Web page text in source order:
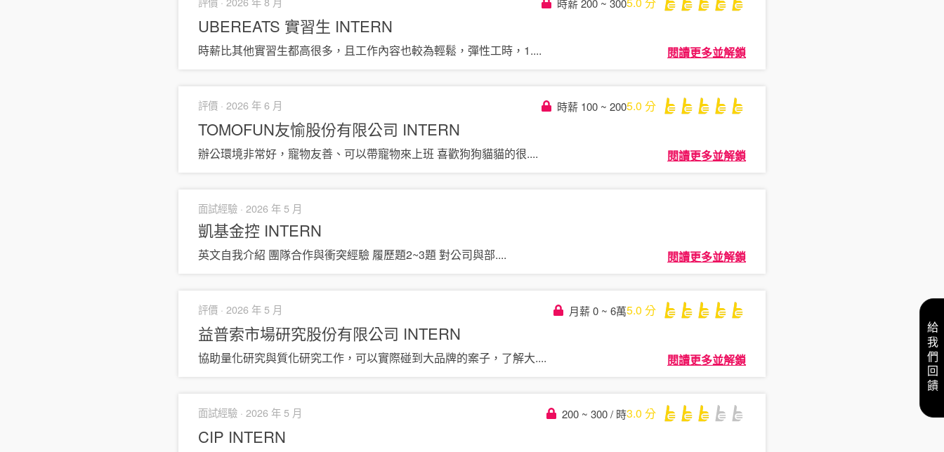
時薪 200 ~ 300
UBEREATS 實習生 INTERN
時薪比其他實習生都高很多，且工作內容也較為輕鬆，彈性工時，1.... 閱讀更多並解鎖
評價 · 2026 年 6 月 時薪 100 ~ 2005.0 分
TOMOFUN友愉股份有限公司 INTERN
辦公環境非常好，寵物友善、可以帶寵物來上班 喜歡狗狗貓貓的很.... 閱讀更多並解鎖
面試經驗 · 2026 年 5 月
凱基金控 INTERN
英文自我介紹 團隊合作與衝突經驗 履歷題2~3題 對公司與部.... 閱讀更多並解鎖
評價 · 2026 年 5 月 月薪 0 ~ 6萬5.0 分
益普索市場研究股份有限公司 INTERN
協助量化研究與質化研究工作，可以實際碰到大品牌的案子，了解大.... 閱讀更多並解鎖
面試經驗 · 2026 年 5 月 200 ~ 300 / 時3.0 分
CIP INTERN
給我們回饋